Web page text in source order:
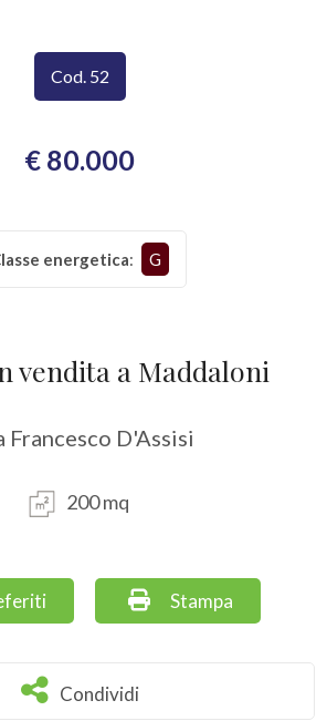
Cod. 52
€ 80.000
energetica: G
vendita a Maddaloni
Francesco D'Assisi
200 mq
Cod. 52 Stampa: Cod. 52
Stampa
Condividi
Condividi